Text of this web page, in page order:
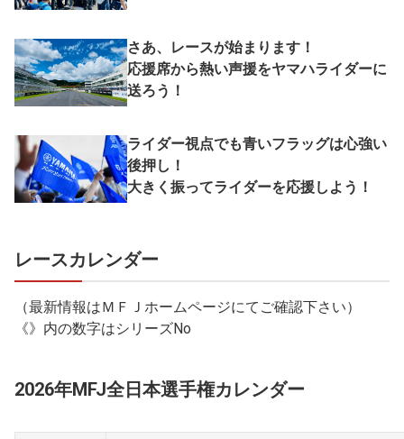
さあ、レースが始まります！
応援席から熱い声援をヤマハライダーに
送ろう！
ライダー視点でも青いフラッグは心強い
後押し！
大きく振ってライダーを応援しよう！
レースカレンダー
（最新情報はＭＦＪホームページにてご確認下さい）
《》内の数字はシリーズNo
2026年MFJ全日本選手権カレンダー